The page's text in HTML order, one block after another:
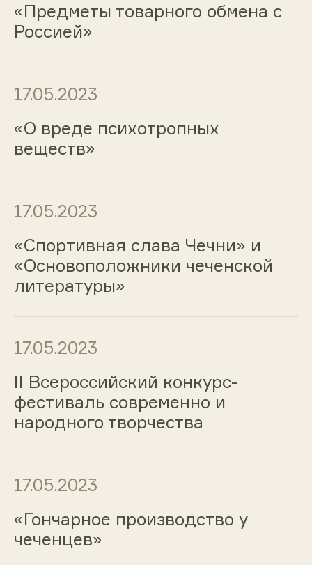
«Предметы товарного обмена с
Россией»
17.05.2023
«О вреде психотропных
веществ»
17.05.2023
«Спортивная слава Чечни» и
«Основоположники чеченской
литературы»
17.05.2023
II Всероссийский конкурс-
фестиваль современно и
народного творчества
17.05.2023
«Гончарное производство у
чеченцев»